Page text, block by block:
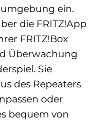
ein.
die FRITZ!App
FRITZ!Box
Überwachung
Sie
des Repeaters
oder
bequem von